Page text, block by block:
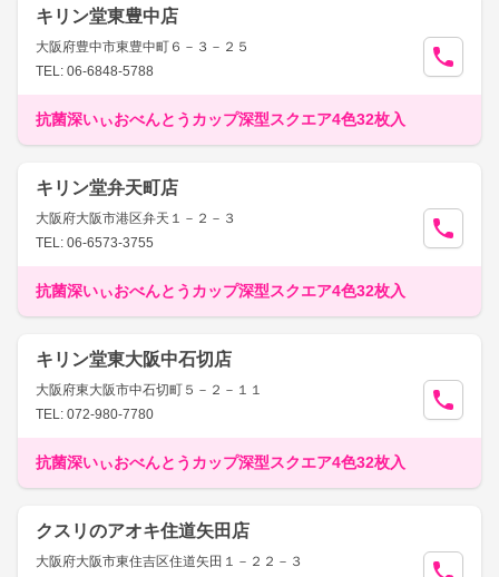
キリン堂東豊中店
大阪府豊中市東豊中町６－３－２５
TEL: 06-6848-5788
抗菌深いぃおべんとうカップ深型スクエア4色32枚入
キリン堂弁天町店
大阪府大阪市港区弁天１－２－３
TEL: 06-6573-3755
抗菌深いぃおべんとうカップ深型スクエア4色32枚入
キリン堂東大阪中石切店
大阪府東大阪市中石切町５－２－１１
TEL: 072-980-7780
抗菌深いぃおべんとうカップ深型スクエア4色32枚入
クスリのアオキ住道矢田店
大阪府大阪市東住吉区住道矢田１－２２－３